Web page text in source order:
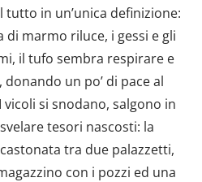
tutto in un’unica definizione:
marmo riluce, i gessi e gli
il tufo sembra respirare e
un po’ di pace al
si snodano, salgono in
tesori nascosti: la
tra due palazzetti,
con i pozzi ed una